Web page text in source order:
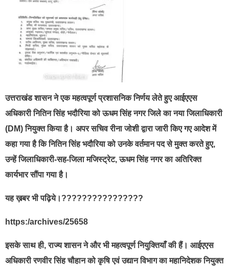
उत्तराखंड शासन ने एक महत्वपूर्ण प्रशासनिक निर्णय लेते हुए आईएएस
अधिकारी नितिन सिंह भदौरिया को ऊधम सिंह नगर जिले का नया जिलाधिकारी
(DM) नियुक्त किया है। अपर सचिव रीना जोशी द्वारा जारी किए गए आदेश में
कहा गया है कि नितिन सिंह भदौरिया को उनके वर्तमान पद से मुक्त करते हुए,
उन्हें जिलाधिकारी-सह-जिला मजिस्ट्रेट, ऊधम सिंह नगर का अतिरिक्त
कार्यभार सौंपा गया है।
यह ख़बर भी पढ़िये।????????????????
https:/archives/25658
इसके साथ ही, राज्य शासन ने और भी महत्वपूर्ण नियुक्तियाँ की हैं। आईएएस
अधिकारी रणवीर सिंह चौहान को कृषि एवं उद्यान विभाग का महानिदेशक नियुक्त